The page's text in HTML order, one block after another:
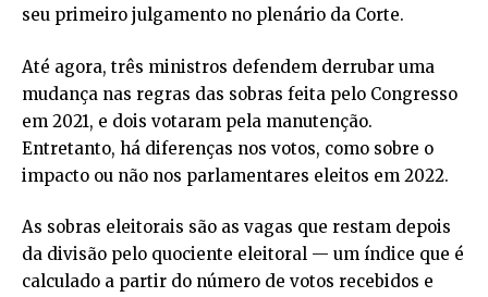
seu primeiro julgamento no plenário da Corte.
Até agora, três ministros defendem derrubar uma
mudança nas regras das sobras feita pelo Congresso
em 2021, e dois votaram pela manutenção.
Entretanto, há diferenças nos votos, como sobre o
impacto ou não nos parlamentares eleitos em 2022.
As sobras eleitorais são as vagas que restam depois
da divisão pelo quociente eleitoral — um índice que é
calculado a partir do número de votos recebidos e